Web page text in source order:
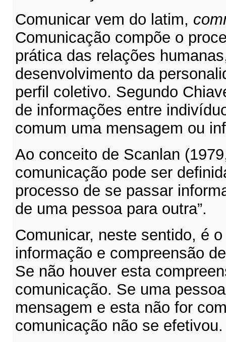
Comunicar vem do latim,
Comunicação compõe o
prática das relações
desenvolvimento da
perfil coletivo. Segundo
de informações entre
comum uma mensagem ou
Ao conceito de Scanlan
comunicação pode ser
processo de se passar
de uma pessoa para outra”.
Comunicar, neste sentido, é
informação e compreensão
Se não houver esta
comunicação. Se uma
mensagem e esta não for
comunicação não se efetivou.